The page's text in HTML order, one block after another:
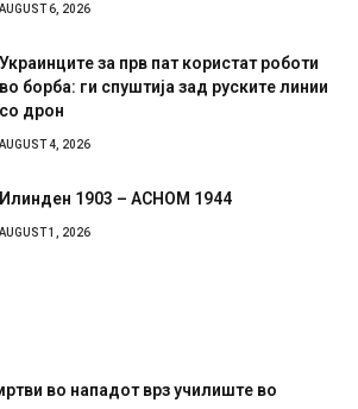
AUGUST 6, 2026
Украинците за прв пат користат роботи
во борба: ги спуштија зад руските линии
со дрон
AUGUST 4, 2026
Илинден 1903 – АСНОМ 1944
AUGUST 1, 2026
во нападот врз училиште во